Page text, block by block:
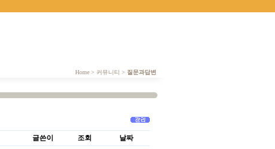
Home > 커뮤니티 > 질문과답변
글쓴이 조회
날짜